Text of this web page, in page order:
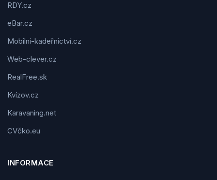
RDY.cz
eBar.cz
Mobilní-kadeřnictví.cz
Web-clever.cz
RealFree.sk
Kvízov.cz
Karavaning.net
CVčko.eu
INFORMACE